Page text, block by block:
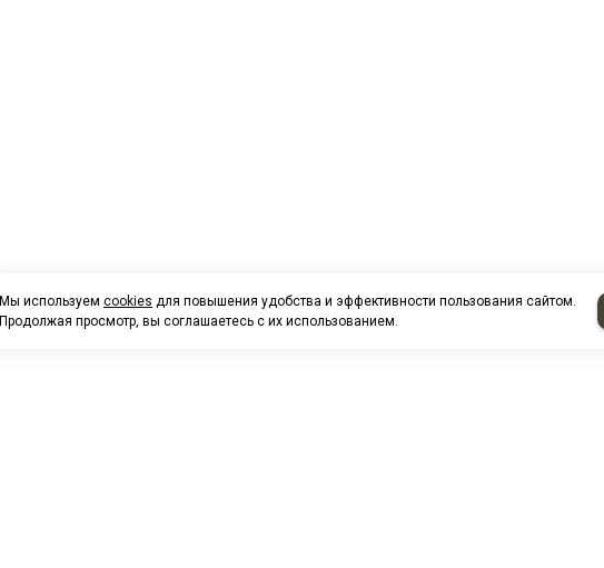
Мы используем cookies для повышения удобства и эффективности пользования сайтом.
Продолжая просмотр, вы соглашаетесь с их использованием.